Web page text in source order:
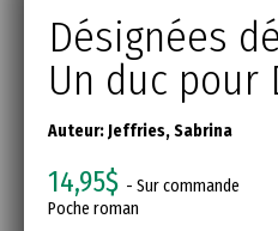
Désignées
Un duc pour
Auteur:Jeffries, Sabrina
14,95$ - Sur commande
Poche roman